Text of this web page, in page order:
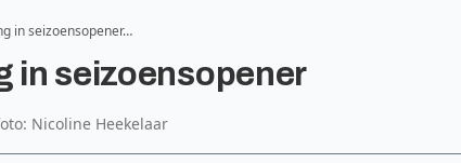
in seizoensopener…
in seizoensopener
Nicoline Heekelaar